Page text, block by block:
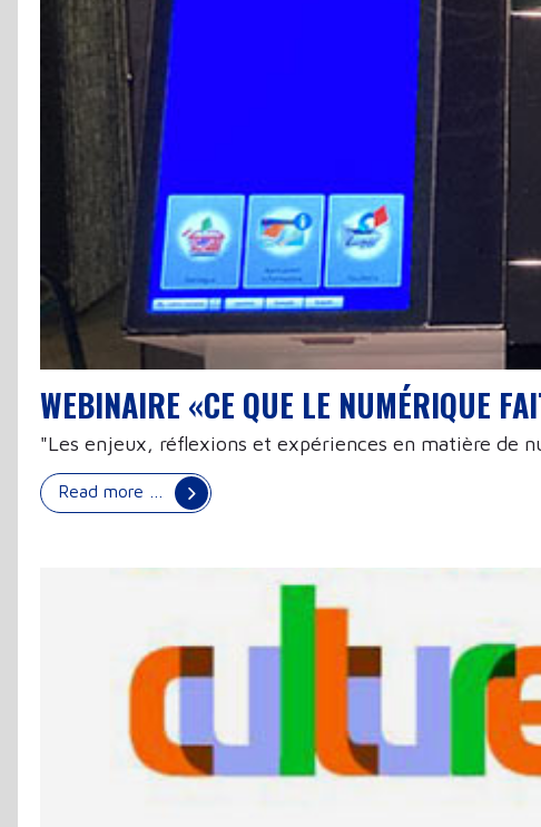
WEBINAIRE «CE QUE LE NUMÉRIQUE
"Les enjeux, réflexions et expériences en matière de
Read more …